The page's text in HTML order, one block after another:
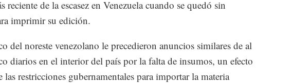
reciente de la escasez en Venezuela cuando se quedó sin
imprimir su edición.
del noreste venezolano le precedieron anuncios similares de al
diarios en el interior del país por la falta de insumos, un efecto
las restricciones gubernamentales para importar la materia